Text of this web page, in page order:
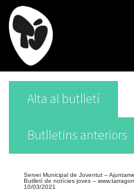
Alta al butlletí
Butlletins anteriors
Servei Municipal de Joventut –
Butlletí de notícies joves –
10/03/2021